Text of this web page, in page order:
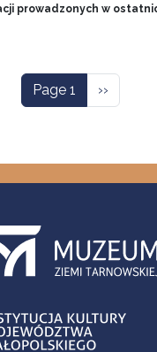
prowadzonych w
Page 1 Next page
››